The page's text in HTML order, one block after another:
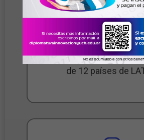
700 estudiantes
de 12 países de